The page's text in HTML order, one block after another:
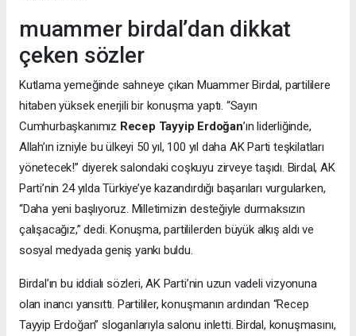
muammer birdal’dan dikkat
çeken sözler
Kutlama yemeğinde sahneye çıkan Muammer Birdal, partililere
hitaben yüksek enerjili bir konuşma yaptı. “Sayın
Cumhurbaşkanımız Recep Tayyip Erdoğan’ın liderliğinde,
Allah’ın izniyle bu ülkeyi 50 yıl, 100 yıl daha AK Parti teşkilatları
yönetecek!” diyerek salondaki coşkuyu zirveye taşıdı. Birdal, AK
Parti’nin 24 yılda Türkiye’ye kazandırdığı başarıları vurgularken,
“Daha yeni başlıyoruz. Milletimizin desteğiyle durmaksızın
çalışacağız,” dedi. Konuşma, partililerden büyük alkış aldı ve
sosyal medyada geniş yankı buldu.
Birdal’ın bu iddialı sözleri, AK Parti’nin uzun vadeli vizyonuna
olan inancı yansıttı. Partililer, konuşmanın ardından “Recep
Tayyip Erdoğan” sloganlarıyla salonu inletti. Birdal, konuşmasını,